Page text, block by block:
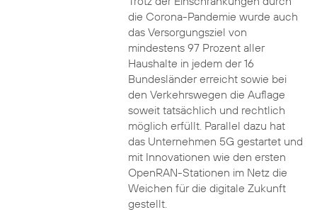
die Corona-Pandemie wurde auch
das Versorgungsziel von
mindestens 97 Prozent aller
Haushalte in jedem der 16
Bundesländer erreicht sowie bei
den Verkehrswegen die Auflage
soweit tatsächlich und rechtlich
möglich erfüllt. Parallel dazu hat
das Unternehmen 5G gestartet und
mit Innovationen wie den ersten
OpenRAN-Stationen im Netz die
Weichen für die digitale Zukunft
gestellt.